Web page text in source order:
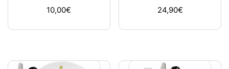
10,00€
24,90€